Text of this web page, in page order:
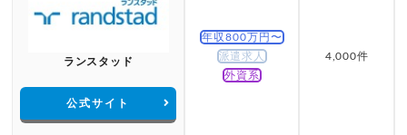
ランスタッド
公式サイト
年収800万円〜
派遣求人
外資系
4,000件